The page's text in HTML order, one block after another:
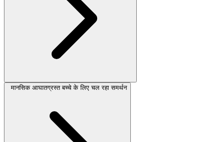
मानसिक आघातग्रस्त बच्चे के लिए चल रहा समर्थन